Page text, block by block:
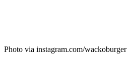
Photo via instagram.com/wackoburger